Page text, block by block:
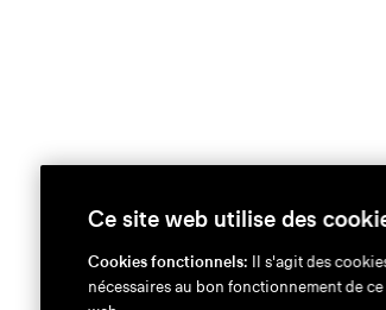
Ce site web utilise des
Cookies fonctionnels: Il s'agit des
nécessaires au bon fonctionnement de